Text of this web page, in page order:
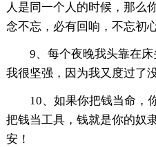
人是同一个人的时候，那么
念不忘，必有回响，不忘初
9、每个夜晚我头靠在
我很坚强，因为我又度过了
10、如果你把钱当命，
把钱当工具，钱就是你的奴
安！